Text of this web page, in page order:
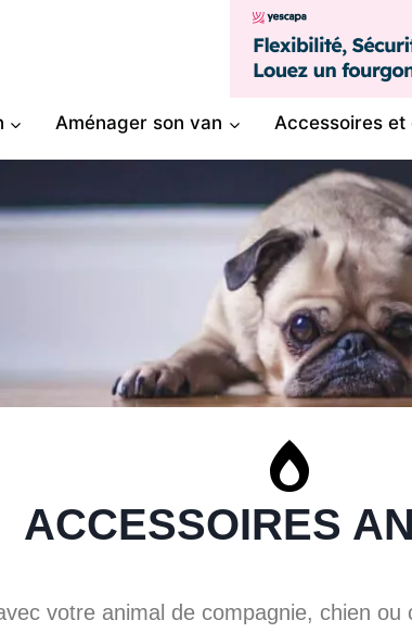
Aménager son van Accessoires et
ACCESSOIRES
votre animal de compagnie, chien